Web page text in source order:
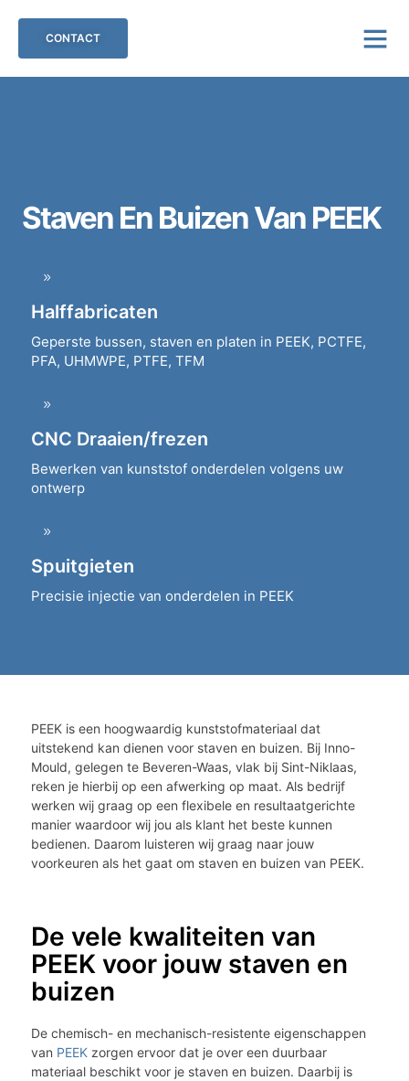
CONTACT
Staven En Buizen Van PEEK
Halffabricaten
Geperste bussen, staven en platen in PEEK, PCTFE,
PFA, UHMWPE, PTFE, TFM
CNC Draaien/frezen
Bewerken van kunststof onderdelen volgens uw
ontwerp
Spuitgieten
Precisie injectie van onderdelen in PEEK
PEEK is een hoogwaardig kunststofmateriaal dat
uitstekend kan dienen voor staven en buizen. Bij Inno-
Mould, gelegen te Beveren-Waas, vlak bij Sint-Niklaas,
reken je hierbij op een afwerking op maat. Als bedrijf
werken wij graag op een flexibele en resultaatgerichte
manier waardoor wij jou als klant het beste kunnen
bedienen. Daarom luisteren wij graag naar jouw
voorkeuren als het gaat om staven en buizen van PEEK.
De vele kwaliteiten van
PEEK voor jouw staven en
buizen
De chemisch- en mechanisch-resistente eigenschappen
van PEEK zorgen ervoor dat je over een duurbaar
materiaal beschikt voor je staven en buizen. Daarbij is